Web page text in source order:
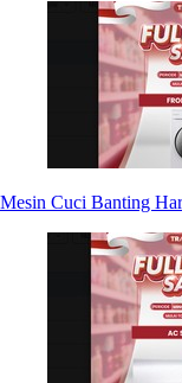
Mesin Cuci Banting